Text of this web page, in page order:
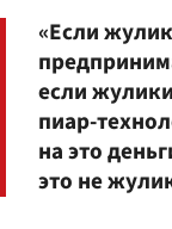
«Если
если
пиар-
на это
это не